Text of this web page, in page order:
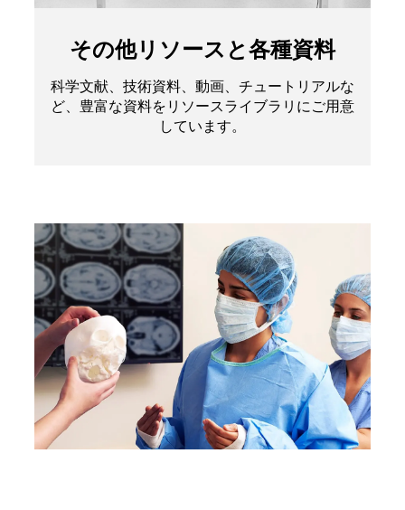
その他リソースと各種資料
科学文献、技術資料、動画、チュートリアルな
ど、豊富な資料をリソースライブラリにご用意
しています。